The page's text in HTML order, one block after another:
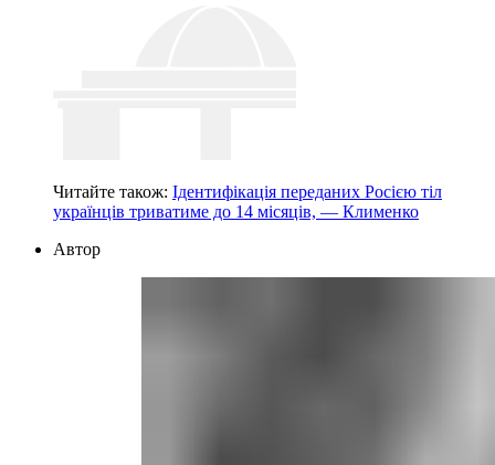
Читайте також: Ідентифікація переданих Росією тіл
українців триватиме до 14 місяців, — Клименко
Автор